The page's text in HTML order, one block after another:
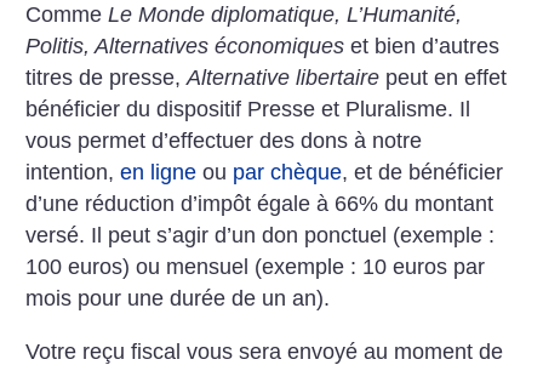
CommeLe Monde diplomatique, L’Humanité,
Politis, Alternatives économiques et bien d’autres
titres de presse,Alternative libertaire peut en effet
bénéficier du dispositif Presse et Pluralisme. Il
vous permet d’effectuer des dons à notre
intention,en ligne ou par chèque, et de bénéficier
d’une réduction d’impôt égale à 66% du montant
versé. Il peut s’agir d’un don ponctuel (exemple :
100 euros) ou mensuel (exemple : 10 euros par
mois pour une durée de un an).
Votre reçu fiscal vous sera envoyé au moment de